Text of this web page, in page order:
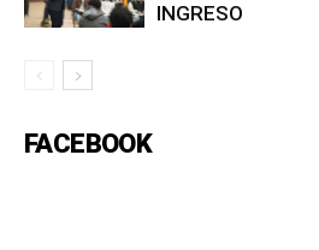
INGRESO
FACEBOOK